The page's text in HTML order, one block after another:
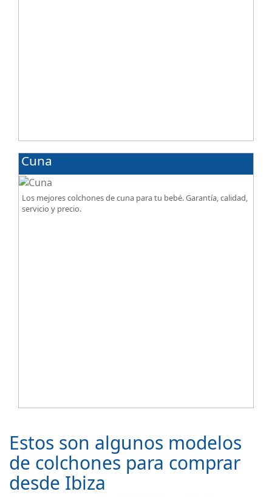
Cuna
Los mejores colchones de cuna para tu bebé. Garantía, calidad,
servicio y precio.
Estos son algunos modelos
de colchones para comprar
desde Ibiza